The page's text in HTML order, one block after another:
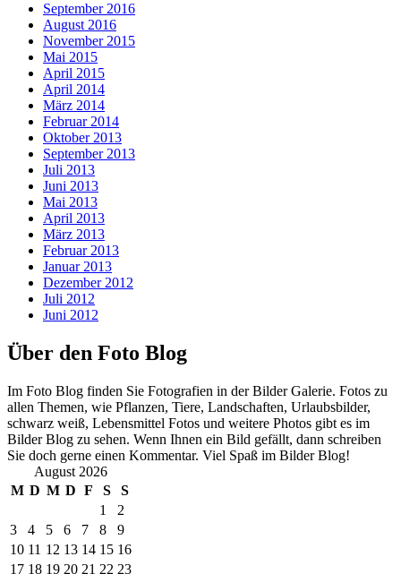
September 2016
August 2016
November 2015
Mai 2015
April 2015
April 2014
März 2014
Februar 2014
Oktober 2013
September 2013
Juli 2013
Juni 2013
Mai 2013
April 2013
März 2013
Februar 2013
Januar 2013
Dezember 2012
Juli 2012
Juni 2012
Über den Foto Blog
Im Foto Blog finden Sie Fotografien in der Bilder Galerie. Fotos zu
allen Themen, wie Pflanzen, Tiere, Landschaften, Urlaubsbilder,
schwarz weiß, Lebensmittel Fotos und weitere Photos gibt es im
Bilder Blog zu sehen. Wenn Ihnen ein Bild gefällt, dann schreiben
Sie doch gerne einen Kommentar. Viel Spaß im Bilder Blog!
August 2026
M D M D F S
S
1
2
3
4 5 6 7 8
9
10 11 12 13 14 15 16
17 18 19 20 21 22 23